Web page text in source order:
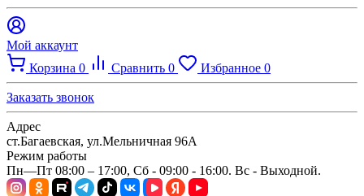
Мой аккаунт
Корзина 0 Сравнить 0 Избранное 0
Заказать звонок
Адрес
ст.Багаевская, ул.Мельничная 96А
Режим работы
Пн—Пт 08:00 – 17:00, Сб - 09:00 - 16:00. Вс - Выходной.